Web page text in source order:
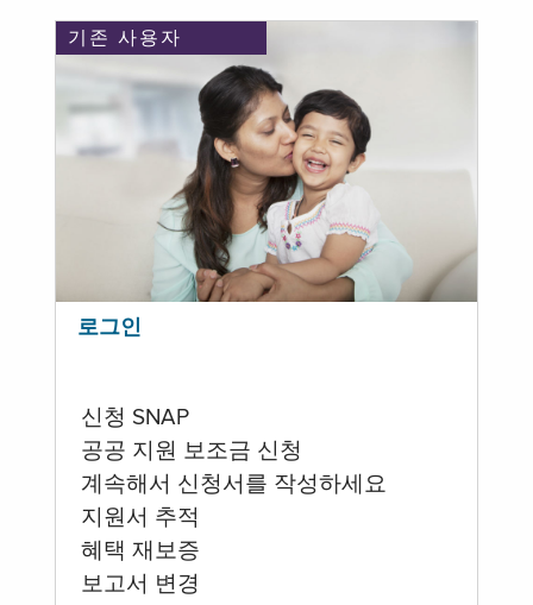
기존 사용자
로그인
신청 SNAP
공공 지원 보조금 신청
계속해서 신청서를 작성하세요
지원서 추적
혜택 재보증
보고서 변경